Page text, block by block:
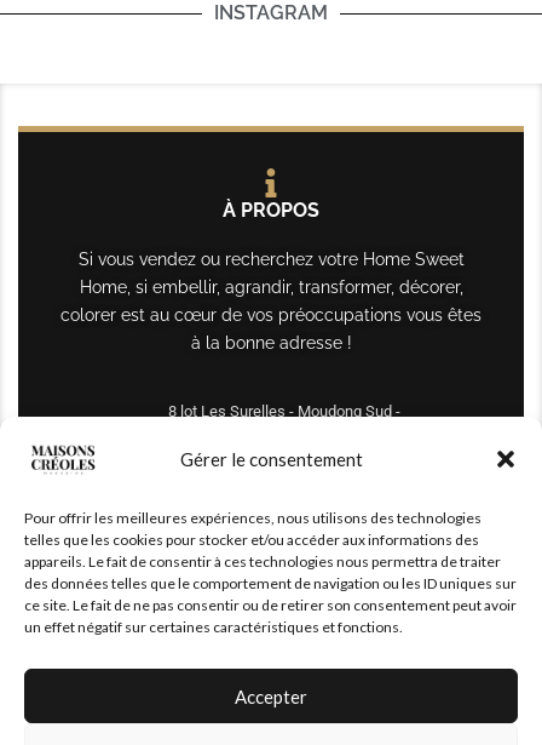
Gérer le consentement
Pour offrir les meilleures expériences, nous utilisons des technologies
telles que les cookies pour stocker et/ou accéder aux informations des
appareils. Le fait de consentir à ces technologies nous permettra de traiter
des données telles que le comportement de navigation ou les ID uniques sur
ce site. Le fait de ne pas consentir ou de retirer son consentement peut avoir
un effet négatif sur certaines caractéristiques et fonctions.
Accepter
INSTAGRAM
À PROPOS
Si vous vendez ou recherchez votre Home Sweet
Home, si embellir, agrandir, transformer, décorer,
colorer est au cœur de vos préoccupations vous êtes
à la bonne adresse !
8 lot Les Surelles - Moudong Sud -
maisonscreoles.immo@gmail.com